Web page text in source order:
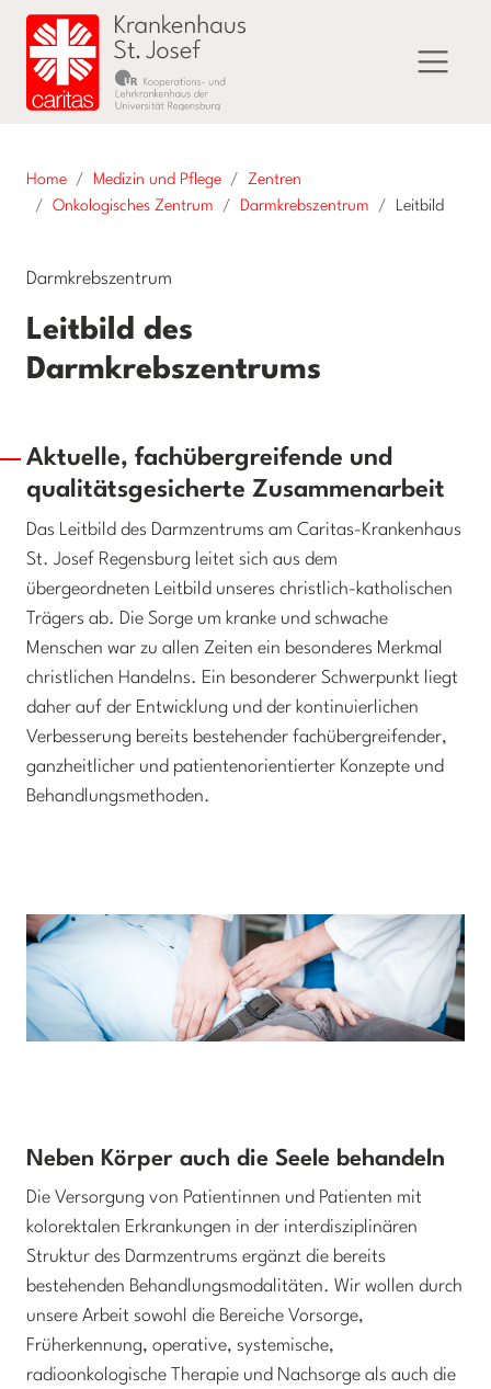
Home Medizin und Pflege
Zentren
Onkologisches Zentrum
Darmkrebszentrum Leitbild
Darmkrebszentrum
Leitbild des
Darmkrebszentrums
Aktuelle, fachübergreifende und
qualitätsgesicherte Zusammenarbeit
Das Leitbild des Darmzentrums am Caritas-Krankenhaus
St. Josef Regensburg leitet sich aus dem
übergeordneten Leitbild unseres christlich-katholischen
Trägers ab. Die Sorge um kranke und schwache
Menschen war zu allen Zeiten ein besonderes Merkmal
christlichen Handelns. Ein besonderer Schwerpunkt liegt
daher auf der Entwicklung und der kontinuierlichen
Verbesserung bereits bestehender fachübergreifender,
ganzheitlicher und patientenorientierter Konzepte und
Behandlungsmethoden.
Neben Körper auch die Seele behandeln
Die Versorgung von Patientinnen und Patienten mit
kolorektalen Erkrankungen in der interdisziplinären
Struktur des Darmzentrums ergänzt die bereits
bestehenden Behandlungsmodalitäten. Wir wollen durch
unsere Arbeit sowohl die Bereiche Vorsorge,
Früherkennung, operative, systemische,
radioonkologische Therapie und Nachsorge als auch die